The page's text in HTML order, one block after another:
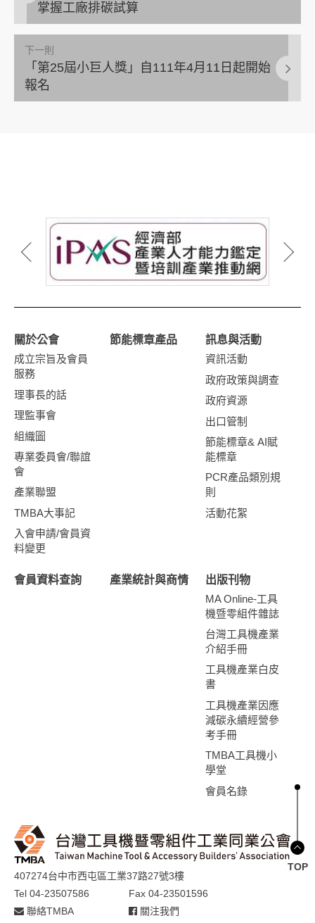
掌握工廠排碳試算
下一則
「第25屆小巨人獎」自111年4月11日起開始
報名
關於公會
成立宗旨及會員
服務
理事長的話
理監事會
組織圖
專業委員會/聯誼
會
產業聯盟
TMBA大事記
入會申請/會員資
料變更
節能標章產品
訊息與活動
資訊活動
政府政策與調查
政府資源
出口管制
節能標章& AI賦
能標章
PCR產品類別規
則
活動花絮
會員資料查詢 產業統計與商情
出版刊物
MA Online-工具
機暨零組件雜誌
台灣工具機產業
介紹手冊
工具機產業白皮
書
工具機產業因應
減碳永續經營參
考手冊
TMBA工具機小
學堂
會員名錄
407274台中市西屯區工業37路27號3樓
Tel 04-23507586
Fax 04-23501596
聯絡TMBA
關注我們
TOP